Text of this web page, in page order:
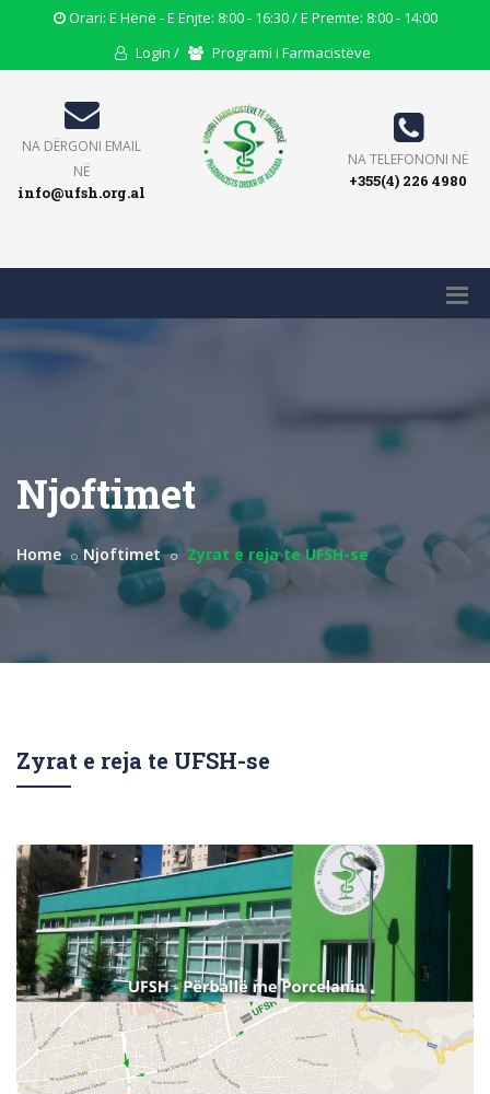
Opening
Orari: E Hënë - E Enjte: 8:00 - 16:30 / E Premte: 8:00 - 14:00
User
Login /
Users
Programi i Farmacistëve
Email
NA DËRGONI EMAIL
NË
info@ufsh.org.al
Phone
Icon
NA TELEFONONI NË
+355(4) 226 4980
Njoftimet
Home Njoftimet Zyrat e reja te UFSH-se
Zyrat e reja te UFSH-se